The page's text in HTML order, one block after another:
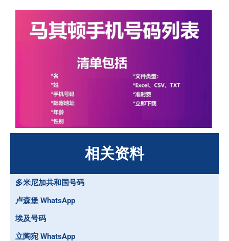
相关资料
多米尼加共和国号码
卢森堡 WhatsApp
埃及号码
立陶宛 WhatsApp